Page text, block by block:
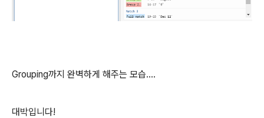
Grouping까지 완벽하게 해주는 모습....
대박입니다!